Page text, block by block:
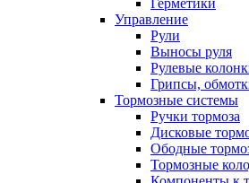
Управление
Рули
Выносы руля
Рулевые
Грипсы,
Тормозные системы
Ручки тормоза
Дисковые
Ободные
Тормозные